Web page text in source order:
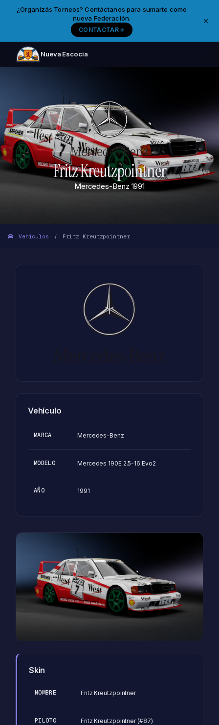
¿Organizás Torneos? Contáctanos para sumarte como
nueva Federación.
CONTACTAR
Nueva Escocia
Fritz Kreutzpointner
Mercedes-Benz 1991
Vehículos / Fritz Kreutzpointner
Vehículo
MARCA Mercedes-Benz
MODELO Mercedes 190E 2.5-16 Evo2
AÑO 1991
Skin
NOMBRE Fritz Kreutzpointner
PILOTO Fritz Kreutzpointner (#87)